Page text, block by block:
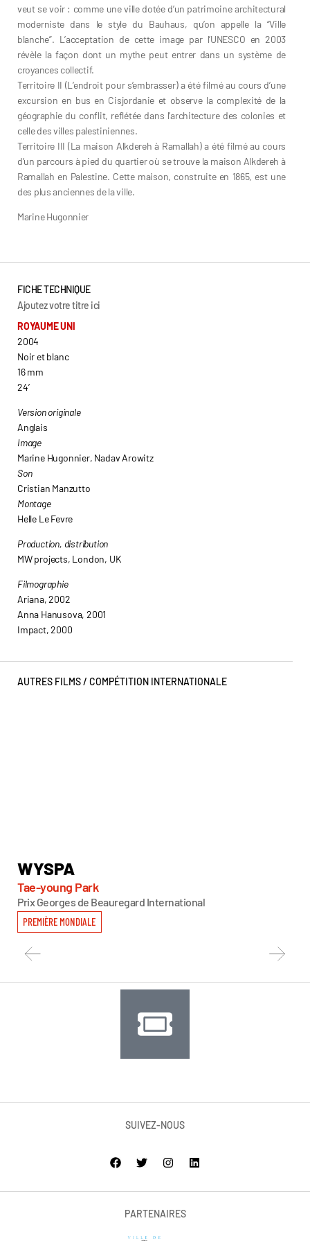
veut se voir : comme une ville dotée d’un patrimoine architectural
moderniste dans le style du Bauhaus, qu’on appelle la “Ville
blanche”. L’acceptation de cette image par l’UNESCO en 2003
révèle la façon dont un mythe peut entrer dans un système de
croyances collectif.
Territoire II (L’endroit pour s’embrasser) a été filmé au cours d’une
excursion en bus en Cisjordanie et observe la complexité de la
géographie du conflit, reflétée dans l’architecture des colonies et
celle des villes palestiniennes.
Territoire III (La maison Alkdereh à Ramallah) a été filmé au cours
d’un parcours à pied du quartier où se trouve la maison Alkdereh à
Ramallah en Palestine. Cette maison, construite en 1865, est une
des plus anciennes de la ville.
Marine Hugonnier
FICHE TECHNIQUE
Ajoutez votre titre ici
ROYAUME UNI
2004
Noir et blanc
16 mm
24’
Version originale
Anglais
Image
Marine Hugonnier, Nadav Arowitz
Son
Cristian Manzutto
Montage
Helle Le Fevre
Production, distribution
MW projects, London, UK
Filmographie
Ariana, 2002
Anna Hanusova, 2001
Impact, 2000
AUTRES FILMS / COMPÉTITION INTERNATIONALE
WYSPA
Tae-young Park
Prix Georges de Beauregard International
PREMIÈRE MONDIALE
SUIVEZ-NOUS
PARTENAIRES